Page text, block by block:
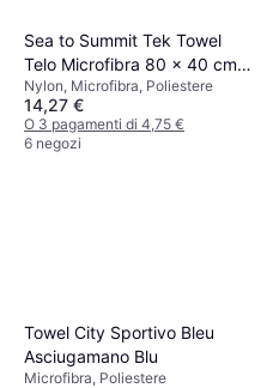
Sea to Summit Tek Towel
Telo Microfibra 80 x 40 cm
Asciugamano Marrone, Grigio
Nylon, Microfibra, Poliestere
14,27 €
O 3 pagamenti di 4,75 €
6 negozi
Towel City Sportivo Bleu
Asciugamano Blu
Microfibra, Poliestere